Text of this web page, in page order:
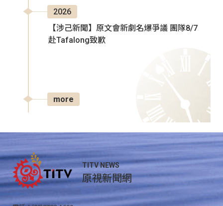
2026
【涉己新聞】原文會新劇名爆爭議 團隊8/7
赴Tafalong致歉
more
TITV NEWS
原視新聞網